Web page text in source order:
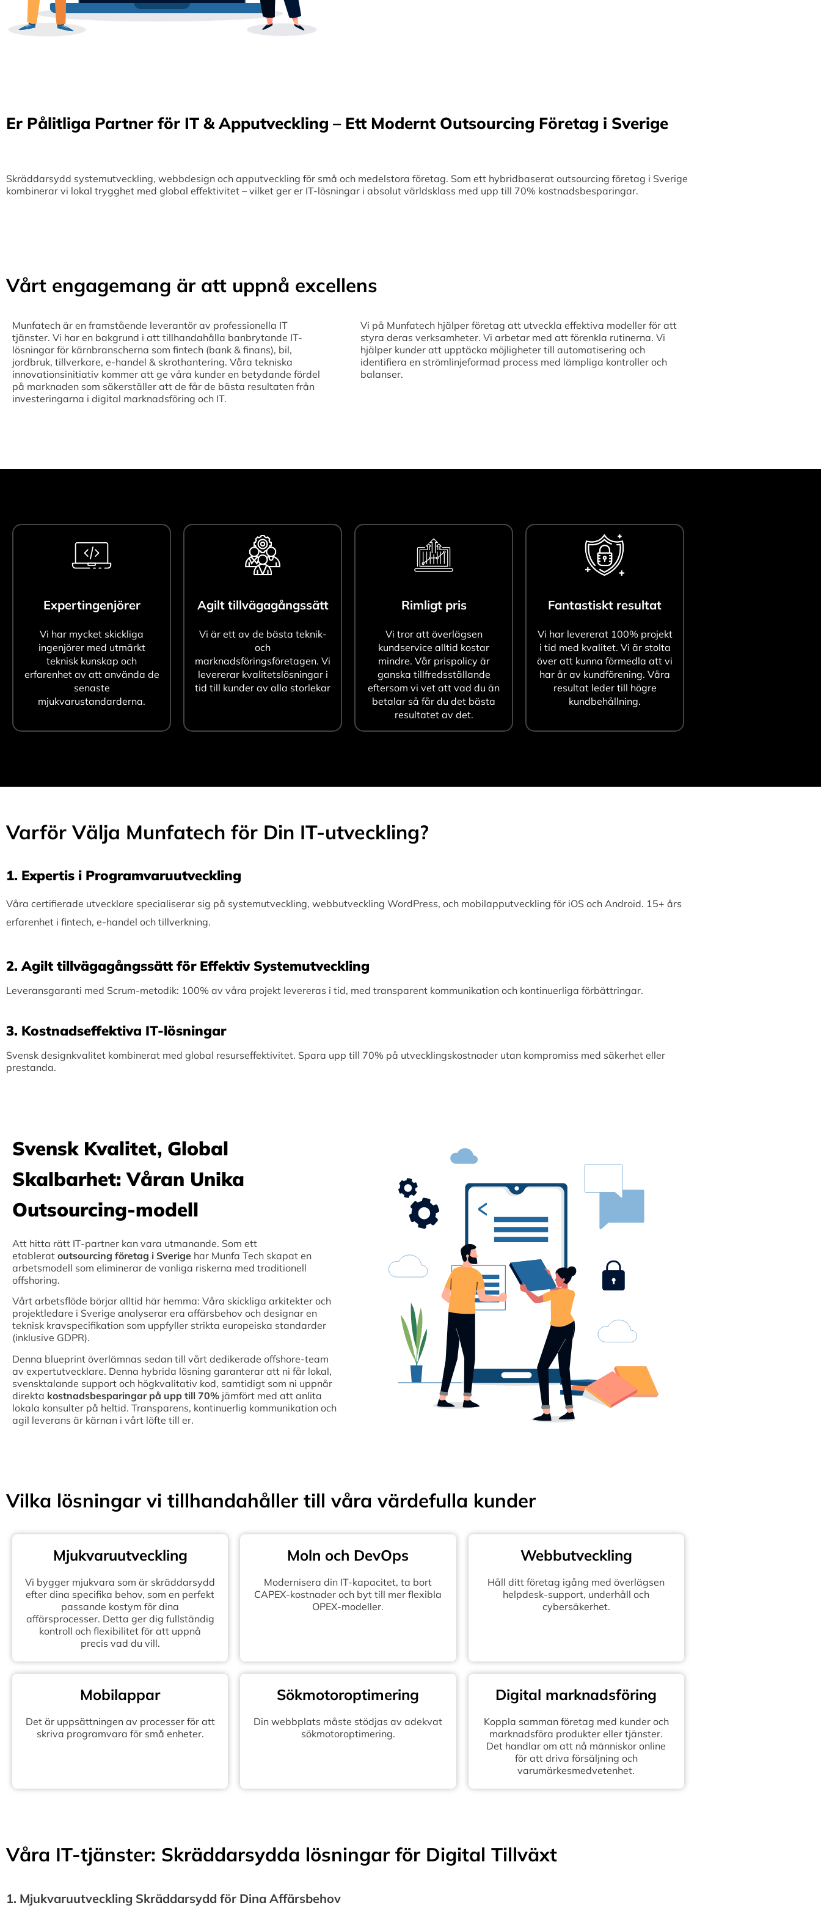
Er Pålitliga Partner för IT & Apputveckling – Ett Modernt Outsourcing Företag i Sverige
Skräddarsydd systemutveckling, webbdesign och apputveckling för små och medelstora företag. Som ett hybridbaserat outsourcing företag i Sverige
kombinerar vi lokal trygghet med global effektivitet – vilket ger er IT-lösningar i absolut världsklass med upp till 70% kostnadsbesparingar.
Vårt engagemang är att uppnå excellens
Munfatech är en framstående leverantör av professionella IT
tjänster. Vi har en bakgrund i att tillhandahålla banbrytande IT-
lösningar för kärnbranscherna som fintech (bank & finans), bil,
jordbruk, tillverkare, e-handel & skrothantering. Våra tekniska
innovationsinitiativ kommer att ge våra kunder en betydande fördel
på marknaden som säkerställer att de får de bästa resultaten från
investeringarna i digital marknadsföring och IT.
Vi på Munfatech hjälper företag att utveckla effektiva modeller för att
styra deras verksamheter. Vi arbetar med att förenkla rutinerna. Vi
hjälper kunder att upptäcka möjligheter till automatisering och
identifiera en strömlinjeformad process med lämpliga kontroller och
balanser.
Expertingenjörer
Vi har mycket skickliga
ingenjörer med utmärkt
teknisk kunskap och
erfarenhet av att använda de
senaste
mjukvarustandarderna.
Agilt tillvägagångssätt
Vi är ett av de bästa teknik-
och
marknadsföringsföretagen. Vi
levererar kvalitetslösningar i
tid till kunder av alla storlekar
Rimligt pris
Vi tror att överlägsen
kundservice alltid kostar
mindre. Vår prispolicy är
ganska tillfredsställande
eftersom vi vet att vad du än
betalar så får du det bästa
resultatet av det.
Fantastiskt resultat
Vi har levererat 100% projekt
i tid med kvalitet. Vi är stolta
över att kunna förmedla att vi
har år av kundförening. Våra
resultat leder till högre
kundbehållning.
Varför Välja Munfatech för Din IT-utveckling?
1.⁠ ⁠Expertis i Programvaruutveckling
Våra certifierade utvecklare specialiserar sig på systemutveckling, webbutveckling WordPress, och mobilapputveckling för iOS och Android. 15+ års
erfarenhet i fintech, e-handel och tillverkning.
2.⁠ ⁠Agilt tillvägagångssätt för Effektiv Systemutveckling
Leveransgaranti med Scrum-metodik: 100% av våra projekt levereras i tid, med transparent kommunikation och kontinuerliga förbättringar.
3.⁠ ⁠Kostnadseffektiva IT-lösningar
Svensk designkvalitet kombinerat med global resurseffektivitet. Spara upp till 70% på utvecklingskostnader utan kompromiss med säkerhet eller
prestanda.
Svensk Kvalitet, Global
Skalbarhet: Våran Unika
Outsourcing-modell
Att hitta rätt IT-partner kan vara utmanande. Som ett
etablerat outsourcing företag i Sverige har Munfa Tech skapat en
arbetsmodell som eliminerar de vanliga riskerna med traditionell
offshoring.
Vårt arbetsflöde börjar alltid här hemma: Våra skickliga arkitekter och
projektledare i Sverige analyserar era affärsbehov och designar en
teknisk kravspecifikation som uppfyller strikta europeiska standarder
(inklusive GDPR).
Denna blueprint överlämnas sedan till vårt dedikerade offshore-team
av expertutvecklare. Denna hybrida lösning garanterar att ni får lokal,
svensktalande support och högkvalitativ kod, samtidigt som ni uppnår
direkta kostnadsbesparingar på upp till 70% jämfört med att anlita
lokala konsulter på heltid. Transparens, kontinuerlig kommunikation och
agil leverans är kärnan i vårt löfte till er.
Vilka lösningar vi tillhandahåller till våra värdefulla kunder
Mjukvaruutveckling
Vi bygger mjukvara som är skräddarsydd
efter dina specifika behov, som en perfekt
passande kostym för dina
affärsprocesser. Detta ger dig fullständig
kontroll och flexibilitet för att uppnå
precis vad du vill.
Moln och DevOps
Modernisera din IT-kapacitet, ta bort
CAPEX-kostnader och byt till mer flexibla
OPEX-modeller.
Webbutveckling
Håll ditt företag igång med överlägsen
helpdesk-support, underhåll och
cybersäkerhet.
Mobilappar
Det är uppsättningen av processer för att
skriva programvara för små enheter.
Sökmotoroptimering
Din webbplats måste stödjas av adekvat
sökmotoroptimering.
Digital marknadsföring
Koppla samman företag med kunder och
marknadsföra produkter eller tjänster.
Det handlar om att nå människor online
för att driva försäljning och
varumärkesmedvetenhet.
Våra IT-tjänster: Skräddarsydda lösningar för Digital Tillväxt
1.⁠ ⁠Mjukvaruutveckling Skräddarsydd för Dina Affärsbehov